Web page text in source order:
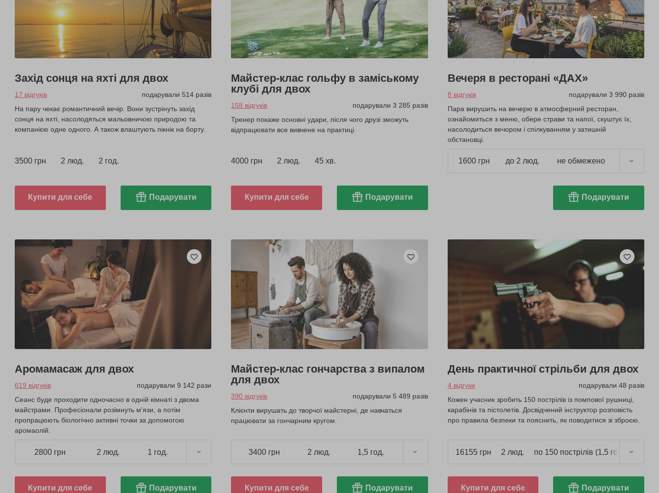
Захід сонця на яхті для двох
17 відгуків
подарували 514 разів
На пару чекає романтичний вечір. Вони зустрінуть захід
сонця на яхті, насолодяться мальовничою природою та
компанією одне одного. А також влаштують пікнік на борту.
3500 грн 2 люд. 2 год.
Купити для себе Подарувати
Майстер-клас гольфу в заміському
клубі для двох
158 відгуків
подарували 3 285 разів
Тренер покаже основні удари, після чого друзі зможуть
відпрацювати все вивчене на практиці.
4000 грн 2 люд. 45 хв.
Купити для себе Подарувати
Вечеря в ресторані «ДАХ»
8 відгуків
подарували 3 990 разів
Пара вирушить на вечерю в атмосферний ресторан,
ознайомиться з меню, обере страви та напої, скуштує їх,
насолодиться вечором і спілкуванням у затишній
обстановці.
1600 грн до 2 люд. не обмежено
Подарувати
Аромамасаж для двох
619 відгуків
подарували 9 142 рази
Сеанс буде проходити одночасно в одній кімнаті з двома
майстрами. Професіонали розімнуть м'язи, а потім
пропрацюють біологічно активні точки за допомогою
аромаолій.
2800 грн 2 люд. 1 год.
Купити для себе Подарувати
Майстер-клас гончарства з випалом
для двох
390 відгуків
подарували 5 489 разів
Клієнти вирушать до творчої майстерні, де навчаться
працювати за гончарним кругом.
3400 грн 2 люд. 1,5 год.
Купити для себе Подарувати
День практичної стрільби для двох
4 відгуки
подарували 48 разів
Кожен учасник зробить 150 пострілів із помпової рушниці,
карабінів та пістолетів. Досвідчений інструктор розповість
про правила безпеки та пояснить, як поводитися зі зброєю.
16155 грн 2 люд. по 150 пострілів (1,5 год.)
Купити для себе Подарувати